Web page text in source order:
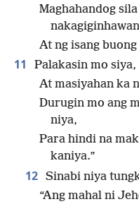
Maghahandog
At ng isang
11
Palakasin mo siya,
At masiyahan ka
Durugin mo ang
niya,
Para hindi na
kaniya.”
12 Sinabi niya
“Ang mahal ni